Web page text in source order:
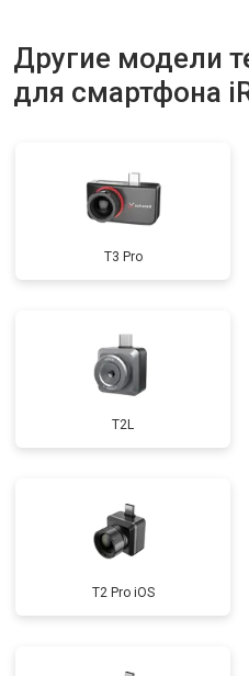
Другие модели
для смартфона
T3 Pro
T2L
T2 Pro iOS